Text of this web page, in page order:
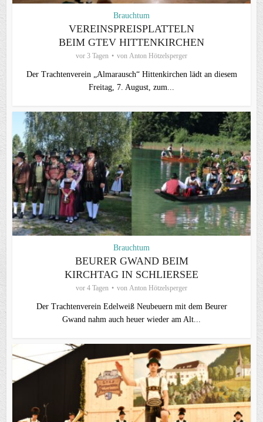
Brauchtum
VEREINSPREISPLATTELN
BEIM GTEV HITTENKIRCHEN
vor 3 Tagen von Anton Hötzelsperger
Der Trachtenverein „Almarausch“ Hittenkirchen lädt an diesem
Freitag, 7. August, zum...
Brauchtum
BEURER GWAND BEIM
KIRCHTAG IN SCHLIERSEE
vor 4 Tagen von Anton Hötzelsperger
Der Trachtenverein Edelweiß Neubeuern mit dem Beurer
Gwand nahm auch heuer wieder am Alt...